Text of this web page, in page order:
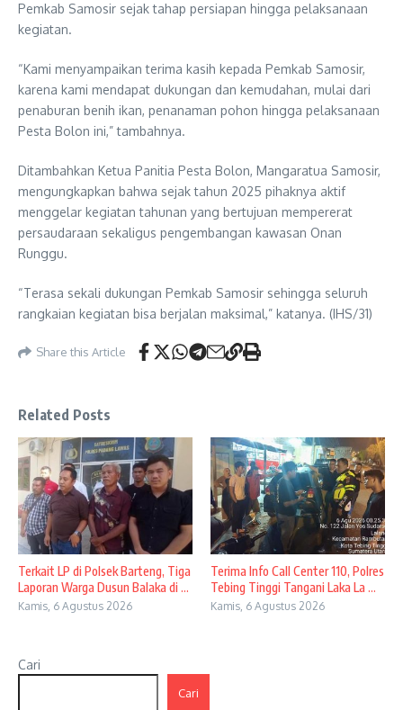
Pemkab Samosir sejak tahap persiapan hingga pelaksanaan
kegiatan.
“Kami menyampaikan terima kasih kepada Pemkab Samosir,
karena kami mendapat dukungan dan kemudahan, mulai dari
penaburan benih ikan, penanaman pohon hingga pelaksanaan
Pesta Bolon ini,” tambahnya.
Ditambahkan Ketua Panitia Pesta Bolon, Mangaratua Samosir,
mengungkapkan bahwa sejak tahun 2025 pihaknya aktif
menggelar kegiatan tahunan yang bertujuan mempererat
persaudaraan sekaligus pengembangan kawasan Onan
Runggu.
“Terasa sekali dukungan Pemkab Samosir sehingga seluruh
rangkaian kegiatan bisa berjalan maksimal,” katanya. (IHS/31)
Share this Article
Related Posts
Terkait LP di Polsek Barteng, Tiga
Laporan Warga Dusun Balaka di ...
Kamis, 6 Agustus 2026
Terima Info Call Center 110, Polres
Tebing Tinggi Tangani Laka La ...
Kamis, 6 Agustus 2026
Cari
Cari